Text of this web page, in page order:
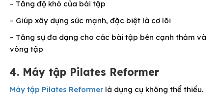
– Tăng độ khó của bài tập
– Giúp xây dựng sức mạnh, đặc biệt là cơ lõi
– Tăng sự đa dạng cho các bài tập bên cạnh thảm và
vòng tập
4. Máy tập Pilates Reformer
Máy tập Pilates Reformer là dụng cụ không thể thiếu.